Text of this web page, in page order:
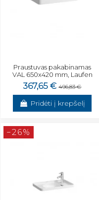
Praustuvas pakabinamas
VAL 650x420 mm, Laufen
367,65 € 496,83 €
Pridėti į krepšelį
−26%